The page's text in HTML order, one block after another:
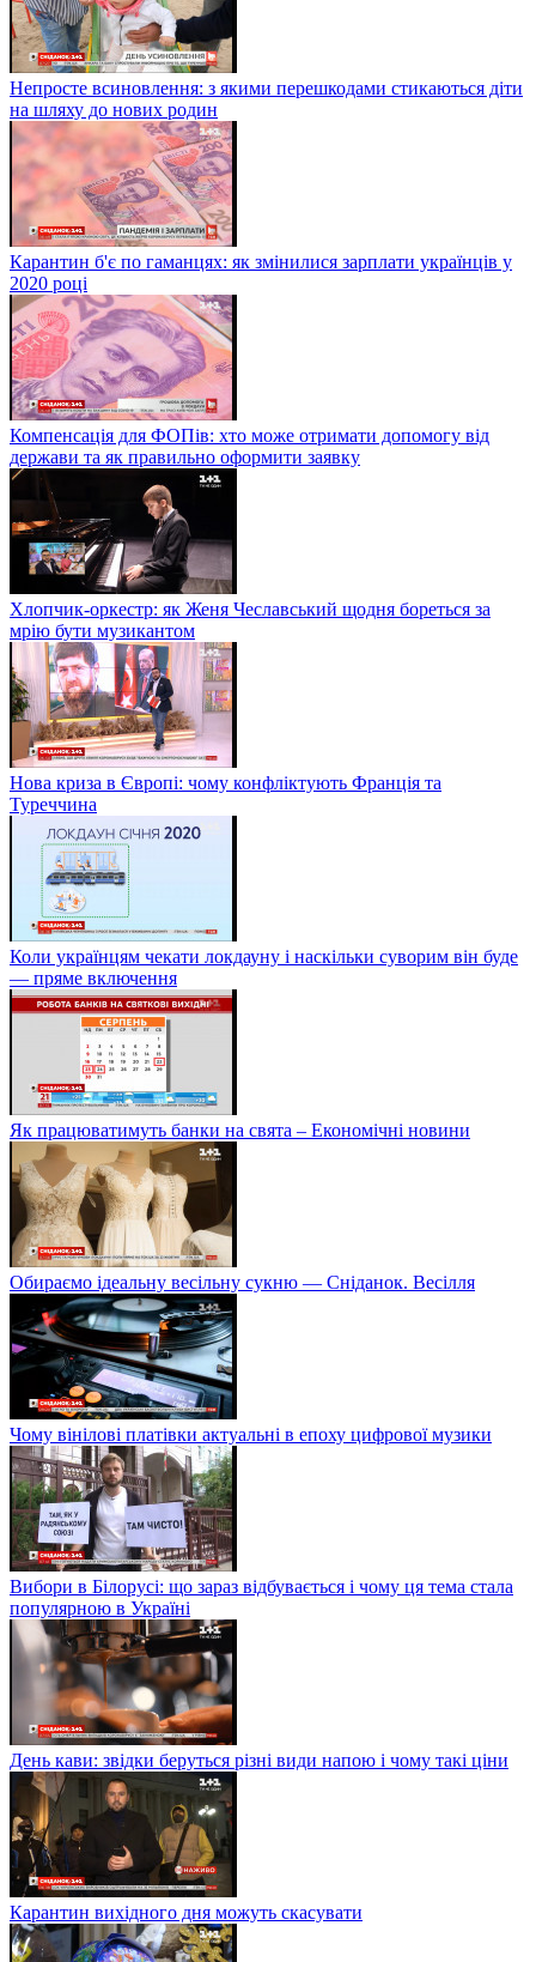
Непросте всиновлення: з якими перешкодами стикаються діти
на шляху до нових родин
Карантин б'є по гаманцях: як змінилися зарплати українців у
2020 році
Компенсація для ФОПів: хто може отримати допомогу від
держави та як правильно оформити заявку
Хлопчик-оркестр: як Женя Чеславський щодня бореться за
мрію бути музикантом
Нова криза в Європі: чому конфліктують Франція та
Туреччина
Коли українцям чекати локдауну і наскільки суворим він буде
— пряме включення
Як працюватимуть банки на свята – Економічні новини
Обираємо ідеальну весільну сукню — Сніданок. Весілля
Чому вінілові платівки актуальні в епоху цифрової музики
Вибори в Білорусі: що зараз відбувається і чому ця тема стала
популярною в Україні
День кави: звідки беруться різні види напою і чому такі ціни
Карантин вихідного дня можуть скасувати